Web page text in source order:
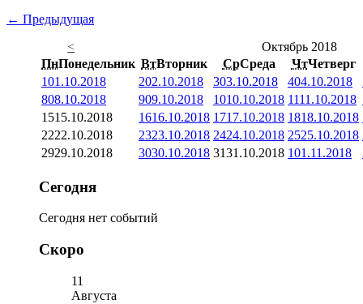
← Предыдущая
<
Октябрь 2018
ПнПонедельник ВтВторник СрСреда ЧтЧетверг
101.10.2018 202.10.2018 303.10.2018 404.10.2018
808.10.2018 909.10.2018 1010.10.2018 1111.10.2018
1515.10.2018 1616.10.2018 1717.10.2018 1818.10.2018
2222.10.2018 2323.10.2018 2424.10.2018 2525.10.2018
2929.10.2018 3030.10.2018 3131.10.2018 101.11.2018
Сегодня
Сегодня нет событий
Скоро
11
Августа